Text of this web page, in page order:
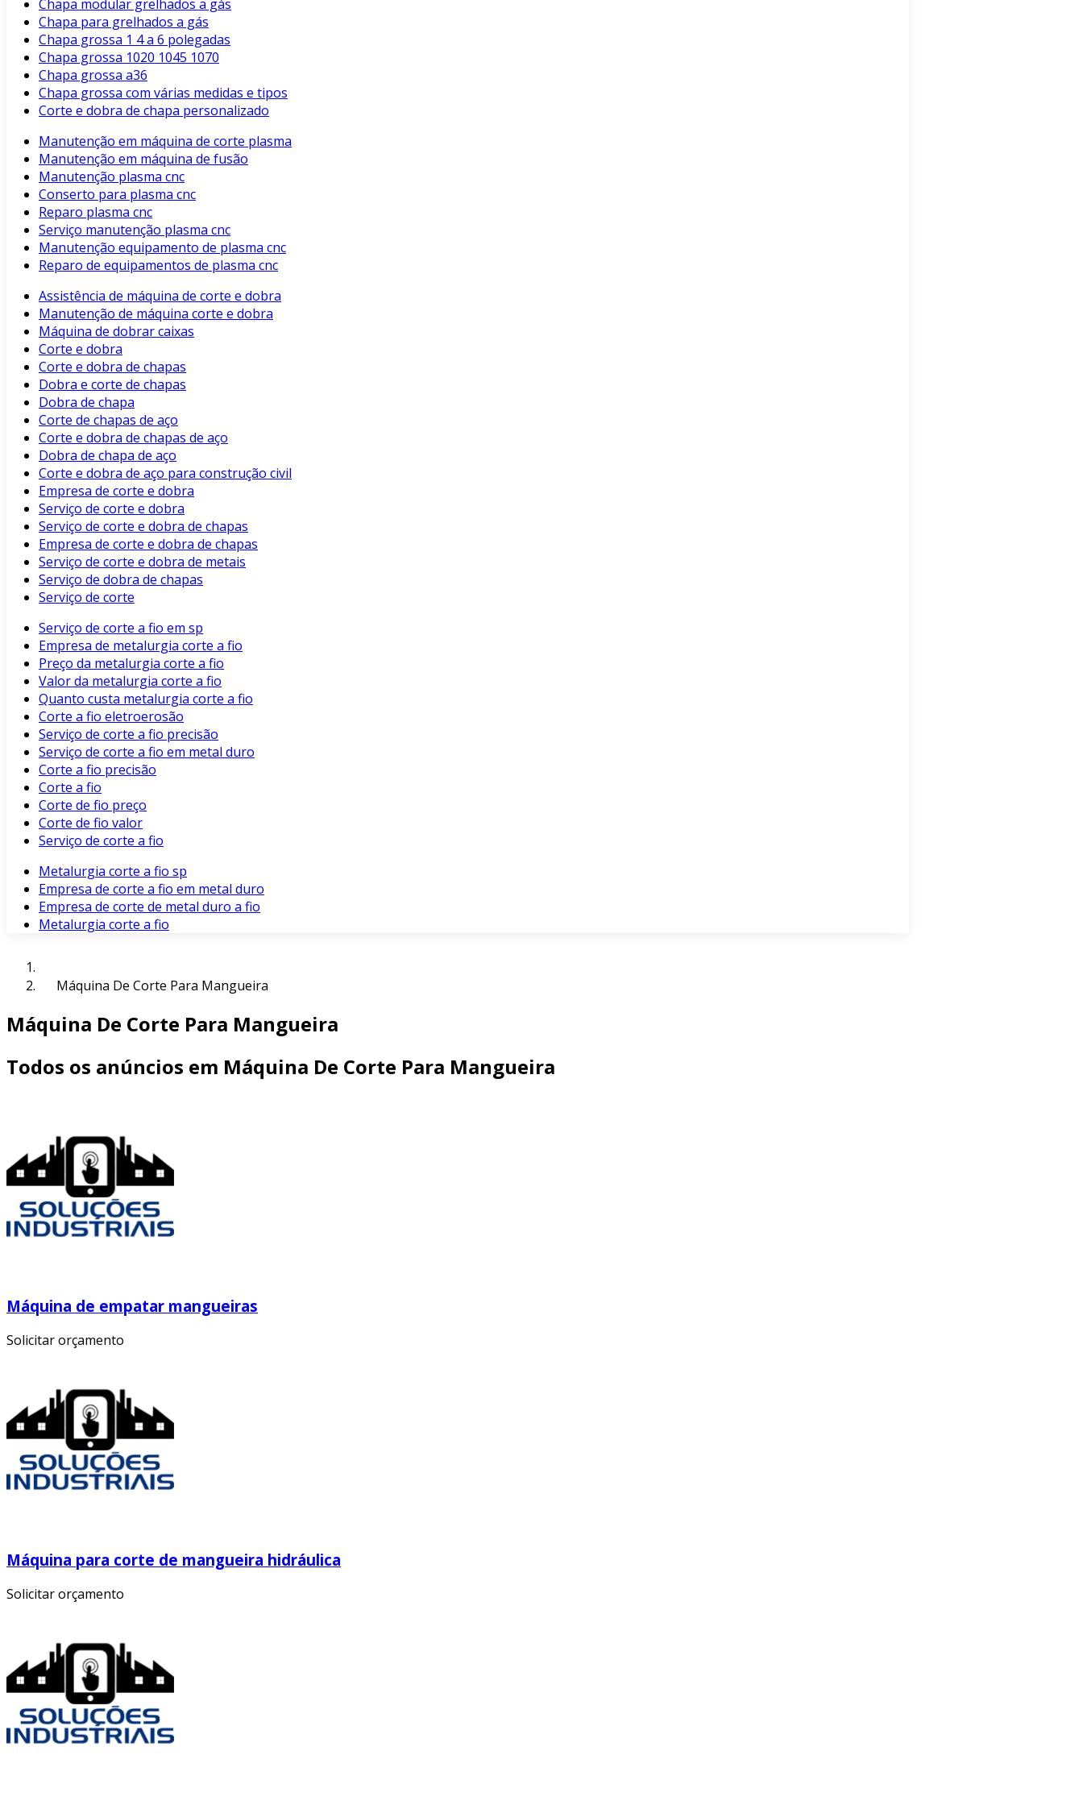
Chapa modular grelhados a gás
Chapa para grelhados a gás
Chapa grossa 1 4 a 6 polegadas
Chapa grossa 1020 1045 1070
Chapa grossa a36
Chapa grossa com várias medidas e tipos
Corte e dobra de chapa personalizado
Manutenção em máquina de corte plasma
Manutenção em máquina de fusão
Manutenção plasma cnc
Conserto para plasma cnc
Reparo plasma cnc
Serviço manutenção plasma cnc
Manutenção equipamento de plasma cnc
Reparo de equipamentos de plasma cnc
Assistência de máquina de corte e dobra
Manutenção de máquina corte e dobra
Máquina de dobrar caixas
Corte e dobra
Corte e dobra de chapas
Dobra e corte de chapas
Dobra de chapa
Corte de chapas de aço
Corte e dobra de chapas de aço
Dobra de chapa de aço
Corte e dobra de aço para construção civil
Empresa de corte e dobra
Serviço de corte e dobra
Serviço de corte e dobra de chapas
Empresa de corte e dobra de chapas
Serviço de corte e dobra de metais
Serviço de dobra de chapas
Serviço de corte
Serviço de corte a fio em sp
Empresa de metalurgia corte a fio
Preço da metalurgia corte a fio
Valor da metalurgia corte a fio
Quanto custa metalurgia corte a fio
Corte a fio eletroerosão
Serviço de corte a fio precisão
Serviço de corte a fio em metal duro
Corte a fio precisão
Corte a fio
Corte de fio preço
Corte de fio valor
Serviço de corte a fio
Metalurgia corte a fio sp
Empresa de corte a fio em metal duro
Empresa de corte de metal duro a fio
Metalurgia corte a fio
Máquina De Corte Para Mangueira
Máquina De Corte Para Mangueira
Todos os anúncios em Máquina De Corte Para Mangueira
Máquina de empatar mangueiras
Solicitar orçamento
Máquina para corte de mangueira hidráulica
Solicitar orçamento